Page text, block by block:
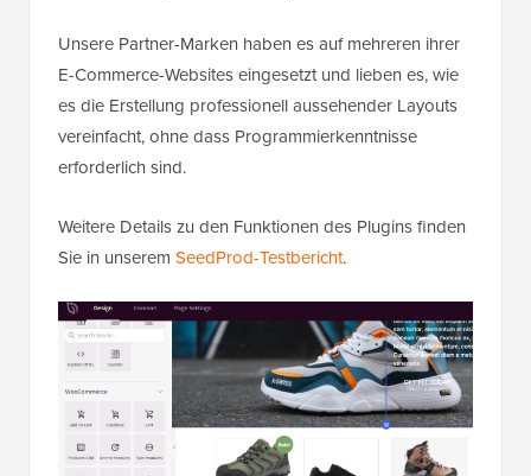
Unsere Partner-Marken haben es auf mehreren ihrer
E-Commerce-Websites eingesetzt und lieben es, wie
es die Erstellung professionell aussehender Layouts
vereinfacht, ohne dass Programmierkenntnisse
erforderlich sind.
Weitere Details zu den Funktionen des Plugins finden
Sie in unserem SeedProd-Testbericht.